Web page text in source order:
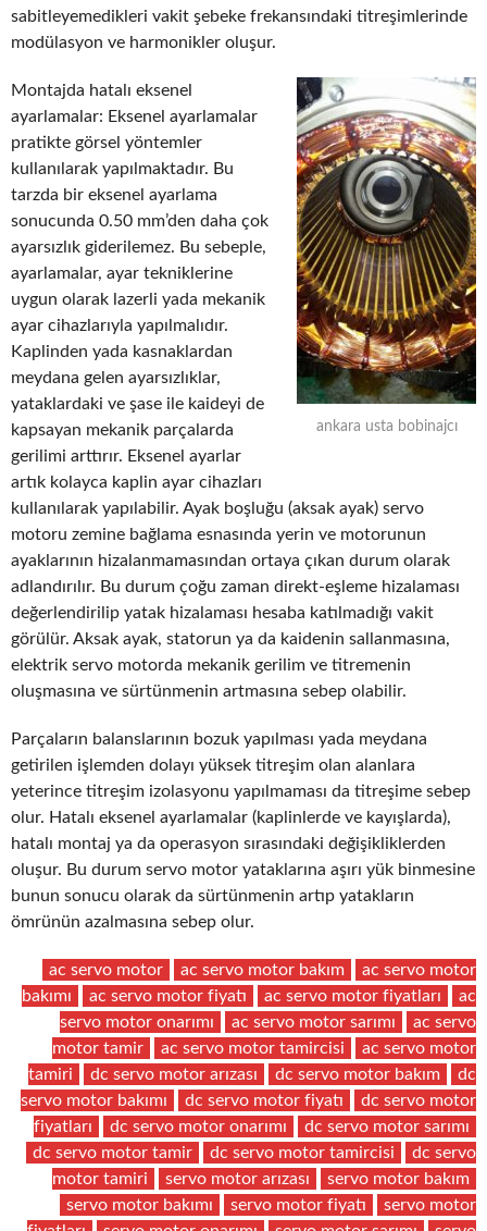
sabitleyemedikleri vakit şebeke frekansındaki titreşimlerinde
modülasyon ve harmonikler oluşur.
ankara usta bobinajcı
Montajda hatalı eksenel
ayarlamalar: Eksenel ayarlamalar
pratikte görsel yöntemler
kullanılarak yapılmaktadır. Bu
tarzda bir eksenel ayarlama
sonucunda 0.50 mm’den daha çok
ayarsızlık giderilemez. Bu sebeple,
ayarlamalar, ayar tekniklerine
uygun olarak lazerli yada mekanik
ayar cihazlarıyla yapılmalıdır.
Kaplinden yada kasnaklardan
meydana gelen ayarsızlıklar,
yataklardaki ve şase ile kaideyi de
kapsayan mekanik parçalarda
gerilimi arttırır. Eksenel ayarlar
artık kolayca kaplin ayar cihazları
kullanılarak yapılabilir. Ayak boşluğu (aksak ayak) servo
motoru zemine bağlama esnasında yerin ve motorunun
ayaklarının hizalanmamasından ortaya çıkan durum olarak
adlandırılır. Bu durum çoğu zaman direkt-eşleme hizalaması
değerlendirilip yatak hizalaması hesaba katılmadığı vakit
görülür. Aksak ayak, statorun ya da kaidenin sallanmasına,
elektrik servo motorda mekanik gerilim ve titremenin
oluşmasına ve sürtünmenin artmasına sebep olabilir.
Parçaların balanslarının bozuk yapılması yada meydana
getirilen işlemden dolayı yüksek titreşim olan alanlara
yeterince titreşim izolasyonu yapılmaması da titreşime sebep
olur. Hatalı eksenel ayarlamalar (kaplinlerde ve kayışlarda),
hatalı montaj ya da operasyon sırasındaki değişikliklerden
oluşur. Bu durum servo motor yataklarına aşırı yük binmesine
bunun sonucu olarak da sürtünmenin artıp yatakların
ömrünün azalmasına sebep olur.
ac servo motor ac servo motor bakım
ac servo motor
bakımı
ac servo motor fiyatı ac servo motor fiyatları
ac
servo motor onarımı
ac servo motor sarımı
ac servo
motor tamir
ac servo motor tamircisi
ac servo motor
tamiri
dc servo motor arızası dc servo motor bakım
dc
servo motor bakımı
dc servo motor fiyatı
dc servo motor
fiyatları
dc servo motor onarımı
dc servo motor sarımı
dc servo motor tamir
dc servo motor tamircisi
dc servo
motor tamiri
servo motor arızası
servo motor bakım
servo motor bakımı
servo motor fiyatı
servo motor